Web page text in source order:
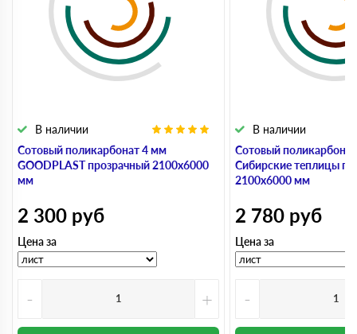
Сотовый поликарбонат 4 мм
GOODPLAST прозрачный 2100х6000
мм
В наличии
2 300 руб
Цена за
- +
Сотовый
Сибирские теплицы
2100х6000 мм
В наличии
2 780 руб
Цена за
-